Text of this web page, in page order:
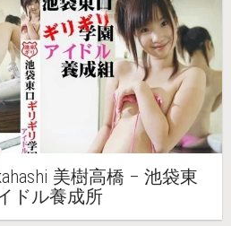
美樹高橋 – 池袋東
ドル養成所